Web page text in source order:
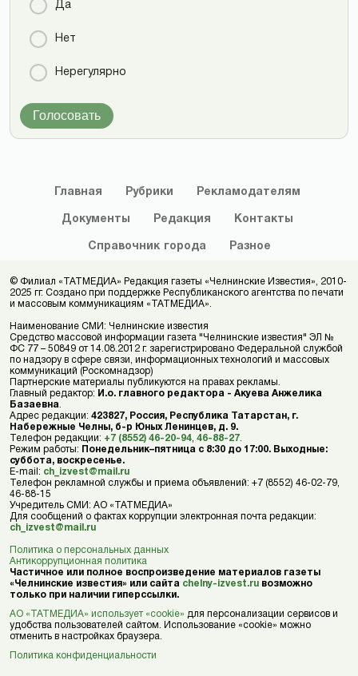
Да
Нет
Нерегулярно
Голосовать
Главная Рубрики Рекламодателям
Документы Редакция Контакты
Справочник города Разное
© Филиал «ТАТМЕДИА» Редакция газеты «Челнинские Известия», 2010-
2025 гг. Создано при поддержке Республиканского агентства по печати
и массовым коммуникациям «ТАТМЕДИА».
Наименование СМИ: Челнинские известия
Средство массовой информации газета "Челнинские известия" ЭЛ №
ФС 77 – 50849 от 14.08.2012 г. зарегистрировано Федеральной службой
по надзору в сфере связи, информационных технологий и массовых
коммуникаций (Роскомнадзор)
Партнерские материалы публикуются на правах рекламы.
Главный редактор: И.о. главного редактора - Акуева Анжелика
Базаевна
Адрес редакции: 423827, Россия, Республика Татарстан, г.
Набережные Челны, б-р Юных Ленинцев, д. 9.
Телефон редакции: +7 (8552) 46-20-94 46-88-27
Режим работы: Понедельник–пятница с 8:30 до 17:00. Выходные:
суббота, воскресенье.
E-mail: ch_izvest@mail.ru
Телефон рекламной службы и приема объявлений: +7 (8552) 46-02-79,
46-88-15
Учредитель СМИ: АО «ТАТМЕДИА»
Для сообщений о фактах коррупции электронная почта редакции:
ch_izvest@mail.ru
Политика о персональных данных
Антикоррупционная политика
Частичное или полное воспроизведение материалов газеты
«Челнинские известия» или сайта chelny-izvest.ru возможно
только при наличии гиперссылки.
АО «ТАТМЕДИА» использует «cookie» для персонализации сервисов и
удобства пользователей сайтом. Использование «cookie» можно
отменить в настройках браузера.
Политика конфиденциальности